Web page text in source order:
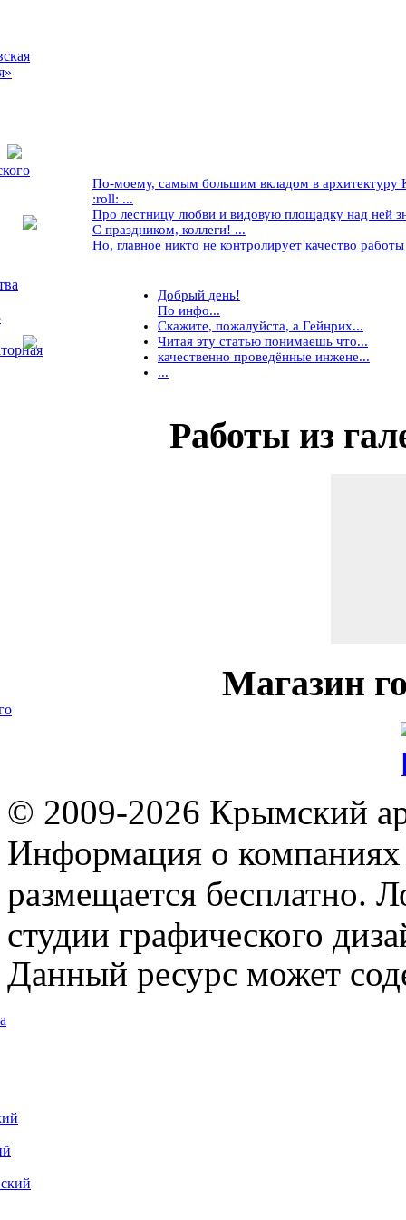
По-моему, самым большим вкладом в архитектуру
:roll: ...
Про лестницу любви и видовую площадку над ней
С праздником, коллеги! ...
Но, главное никто не контролирует качество
Добрый день!
По инфо...
Скажите, пожалуйста, а Гейнрих...
Читая эту статью понимаешь что...
качественно проведённые инжене...
...
Работыиз
Магазин
© 2009-2026 Крымский
Информация о компаниях
размещается бесплатно.
студии графического
Данный ресурс может